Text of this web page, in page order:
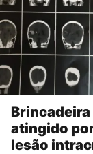
atingido
lesão